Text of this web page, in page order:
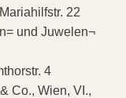
22
und Juwelen¬
4
Co., Wien, VI.,